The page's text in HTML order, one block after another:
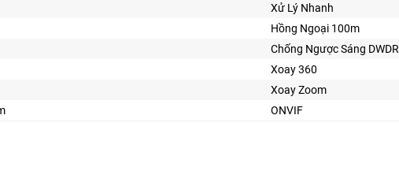
Xử Lý Nhanh
Hồng Ngoại 100m
Chống Ngược Sáng DWDR
Xoay 360
Xoay Zoom
ONVIF